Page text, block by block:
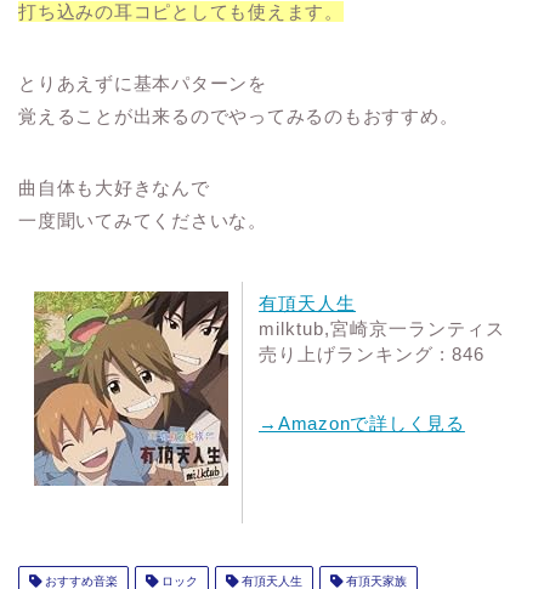
打ち込みの耳コピとしても使えます。
とりあえずに基本パターンを
覚えることが出来るのでやってみるのもおすすめ。
曲自体も大好きなんで
一度聞いてみてくださいな。
有頂天人生
milktub,宮崎京一ランティス
売り上げランキング : 846
→Amazonで詳しく見る
おすすめ音楽 ロック 有頂天人生 有頂天家族